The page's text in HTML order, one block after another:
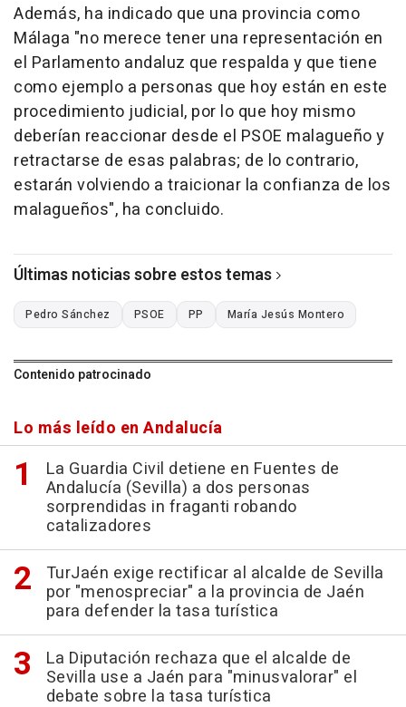
Además, ha indicado que una provincia como
Málaga "no merece tener una representación en
el Parlamento andaluz que respalda y que tiene
como ejemplo a personas que hoy están en este
procedimiento judicial, por lo que hoy mismo
deberían reaccionar desde el PSOE malagueño y
retractarse de esas palabras; de lo contrario,
estarán volviendo a traicionar la confianza de los
malagueños", ha concluido.
Últimas noticias sobre estos temas
Pedro Sánchez PSOE PP María Jesús Montero
Contenido patrocinado
Lo más leído en Andalucía
La Guardia Civil detiene en Fuentes de
Andalucía (Sevilla) a dos personas
sorprendidas in fraganti robando
catalizadores
TurJaén exige rectificar al alcalde de Sevilla
por "menospreciar" a la provincia de Jaén
para defender la tasa turística
La Diputación rechaza que el alcalde de
Sevilla use a Jaén para "minusvalorar" el
debate sobre la tasa turística